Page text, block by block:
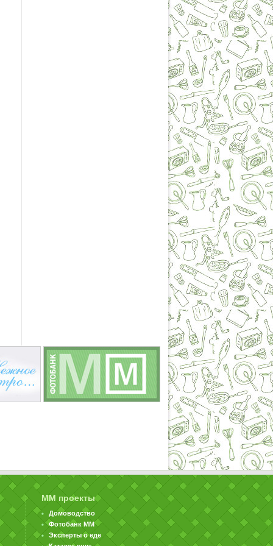
ММ проекты
Домоводство
Фотобанк ММ
Эксперты о еде